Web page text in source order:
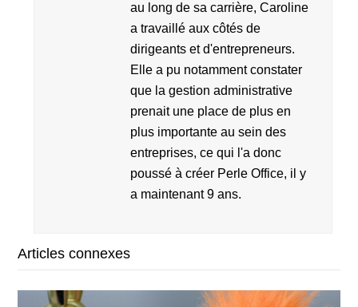
au long de sa carrière, Caroline
a travaillé aux côtés de
dirigeants et d'entrepreneurs.
Elle a pu notamment constater
que la gestion administrative
prenait une place de plus en
plus importante au sein des
entreprises, ce qui l'a donc
poussé à créer Perle Office, il y
a maintenant 9 ans.
Articles connexes